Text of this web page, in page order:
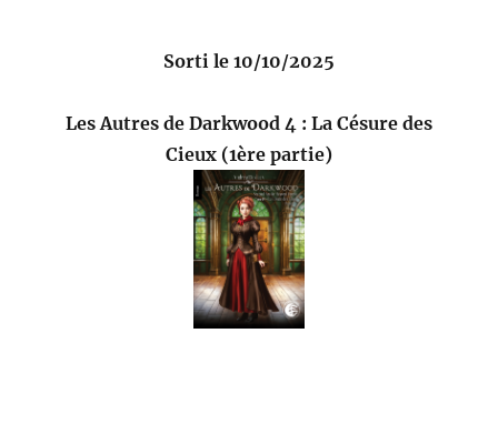
Sorti le 10/10/2025
Les Autres de Darkwood 4 : La Césure des
Cieux (1ère partie)